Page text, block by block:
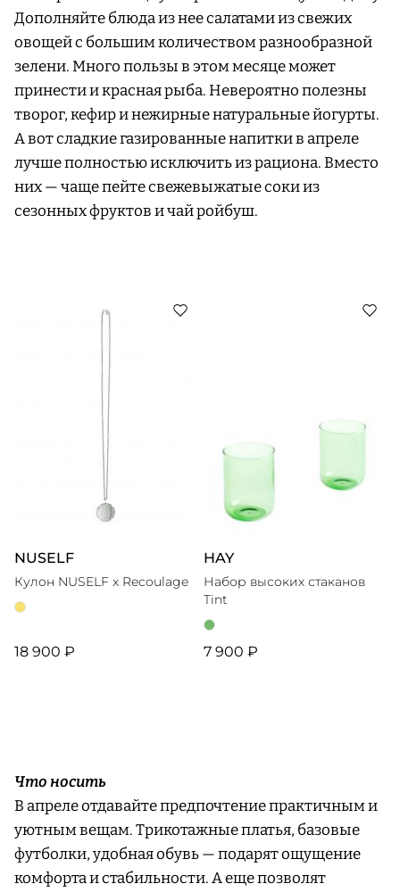
Дополняйте блюда из нее салатами из свежих
овощей с большим количеством разнообразной
зелени. Много пользы в этом месяце может
принести и красная рыба. Невероятно полезны
творог, кефир и нежирные натуральные йогурты.
А вот сладкие газированные напитки в апреле
лучше полностью исключить из рациона. Вместо
них — чаще пейте свежевыжатые соки из
сезонных фруктов и чай ройбуш.
NUSELF
Кулон NUSELF x Recoulage
18 900 ₽
HAY
Набор высоких стаканов
Tint
7 900 ₽
Что носить
В апреле отдавайте предпочтение практичным и
уютным вещам. Трикотажные платья, базовые
футболки, удобная обувь — подарят ощущение
комфорта и стабильности. А еще позволят